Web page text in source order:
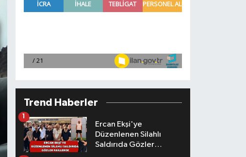
Trend Haberler
Ercan Ekşi'ye
Düzenlenen Silahlı
Saldırıda Gözler
1